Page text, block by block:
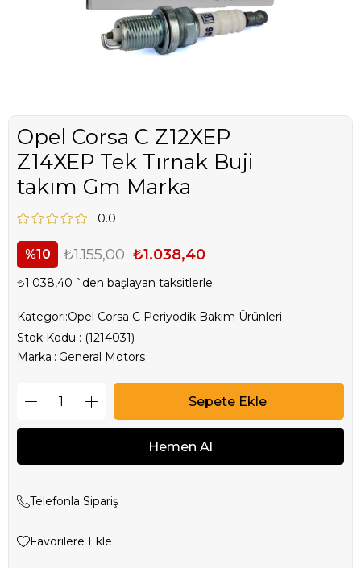
Opel Corsa C Z12XEP
Z14XEP Tek Tırnak Buji
takım Gm Marka
0.0
10 ₺1.155,00 ₺1.038,40
₺1.038,40 `den başlayan taksitlerle
Kategori:Opel Corsa C Periyodik Bakım Ürünleri
Stok Kodu
(1214031)
Marka : General Motors
Telefonla Sipariş
Favorilere Ekle